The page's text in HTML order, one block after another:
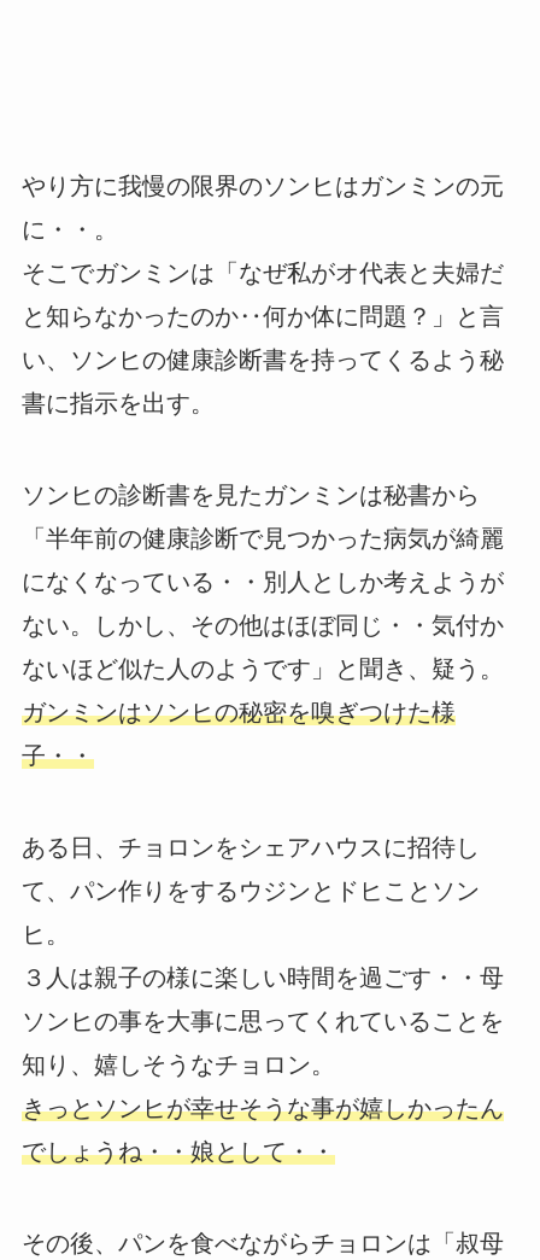
やり方に我慢の限界のソンヒはガンミンの元
に・・。
そこでガンミンは「なぜ私がオ代表と夫婦だ
と知らなかったのか‥何か体に問題？」と言
い、ソンヒの健康診断書を持ってくるよう秘
書に指示を出す。
ソンヒの診断書を見たガンミンは秘書から
「半年前の健康診断で見つかった病気が綺麗
になくなっている・・別人としか考えようが
ない。しかし、その他はほぼ同じ・・気付か
ないほど似た人のようです」と聞き、疑う。
ガンミンはソンヒの秘密を嗅ぎつけた様
子・・
ある日、チョロンをシェアハウスに招待し
て、パン作りをするウジンとドヒことソン
ヒ。
３人は親子の様に楽しい時間を過ごす・・母
ソンヒの事を大事に思ってくれていることを
知り、嬉しそうなチョロン。
きっとソンヒが幸せそうな事が嬉しかったん
でしょうね・・娘として・・
その後、パンを食べながらチョロンは「叔母